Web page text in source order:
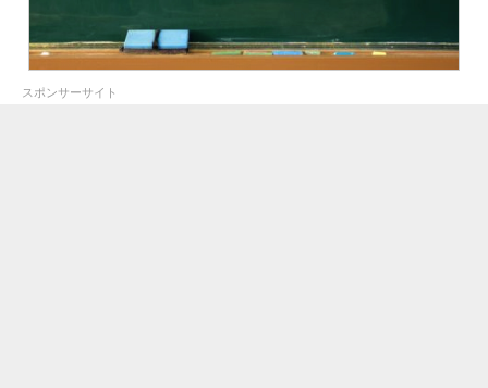
スポンサーサイト